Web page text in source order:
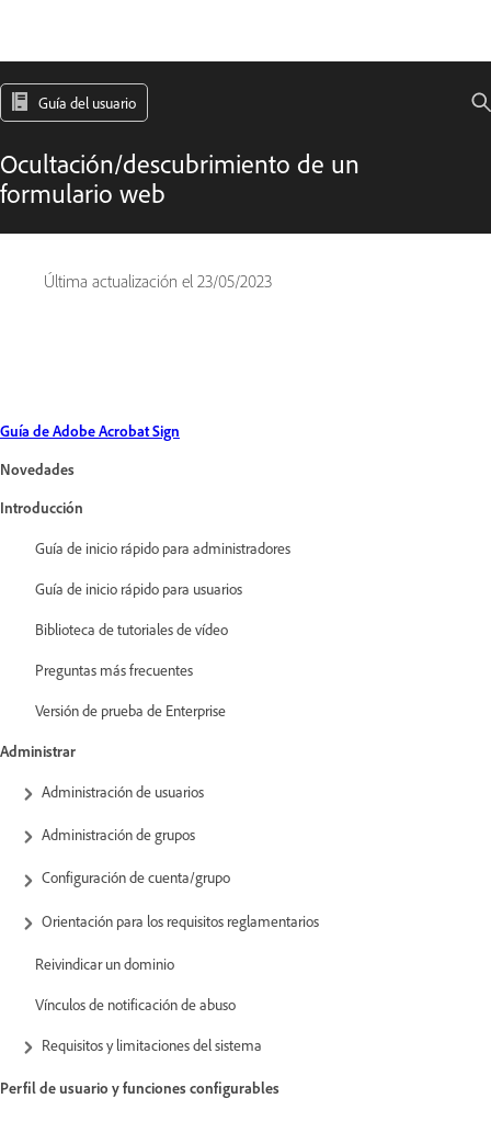
Guía del usuario
Ocultación/descubrimiento de un
formulario web
Última actualización el 23/05/2023
Guía de Adobe Acrobat Sign
Novedades
Introducción
Guía de inicio rápido para administradores
Guía de inicio rápido para usuarios
Biblioteca de tutoriales de vídeo
Preguntas más frecuentes
Versión de prueba de Enterprise
Administrar
Administración de usuarios
Administración de grupos
Configuración de cuenta/grupo
Orientación para los requisitos reglamentarios
Reivindicar un dominio
Vínculos de notificación de abuso
Requisitos y limitaciones del sistema
Perfil de usuario y funciones configurables